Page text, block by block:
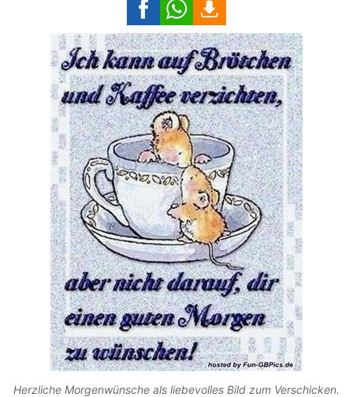
Herzliche Morgenwünsche als liebevolles Bild zum Verschicken.